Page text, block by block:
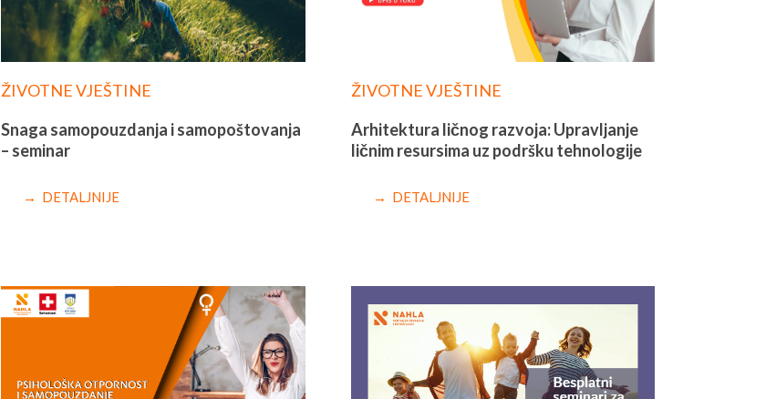
ŽIVOTNE VJEŠTINE
Snaga samopouzdanja i samopoštovanja
– seminar
→ DETALJNIJE
ŽIVOTNE VJEŠTINE
Arhitektura ličnog razvoja: Upravljanje
ličnim resursima uz podršku tehnologije
→ DETALJNIJE